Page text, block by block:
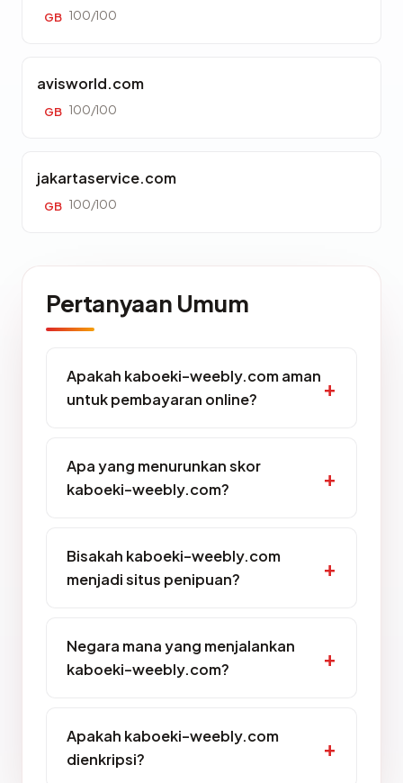
GB 100/100
avisworld.com
GB 100/100
jakartaservice.com
GB 100/100
Pertanyaan Umum
Apakah kaboeki-weebly.com aman
untuk pembayaran online?
Apa yang menurunkan skor
kaboeki-weebly.com?
Bisakah kaboeki-weebly.com
menjadi situs penipuan?
Negara mana yang menjalankan
kaboeki-weebly.com?
Apakah kaboeki-weebly.com
dienkripsi?